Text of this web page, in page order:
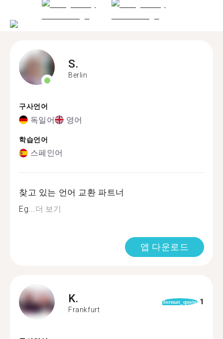
S.
Berlin
구사언어
독일어 영어
학습언어
스페인어
찾고 있는 언어 교환 파트너
Eg...더 보기
앱 다운로드
K.
Frankfurt
format_quote 1